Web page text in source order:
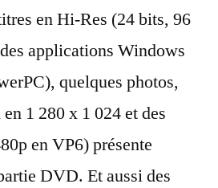
en Hi-Res (24 bits, 96
applications Windows
quelques photos,
1 280 x 1 024 et des
en VP6) présente
DVD. Et aussi des